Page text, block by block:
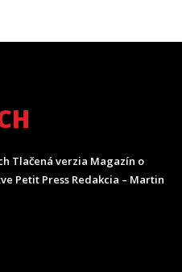
Tlačená verzia Magazín o
Petit Press Redakcia – Martin